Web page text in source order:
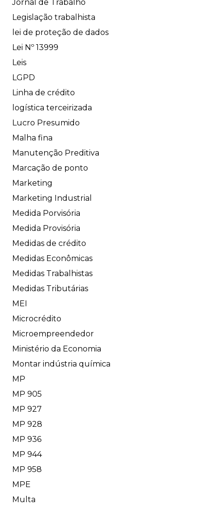
Jornal de Trabalho
Legislação trabalhista
lei de proteção de dados
Lei Nº 13999
Leis
LGPD
Linha de crédito
logística terceirizada
Lucro Presumido
Malha fina
Manutenção Preditiva
Marcação de ponto
Marketing
Marketing Industrial
Medida Porvisória
Medida Provisória
Medidas de crédito
Medidas Econômicas
Medidas Trabalhistas
Medidas Tributárias
MEI
Microcrédito
Microempreendedor
Ministério da Economia
Montar indústria química
MP
MP 905
MP 927
MP 928
MP 936
MP 944
MP 958
MPE
Multa